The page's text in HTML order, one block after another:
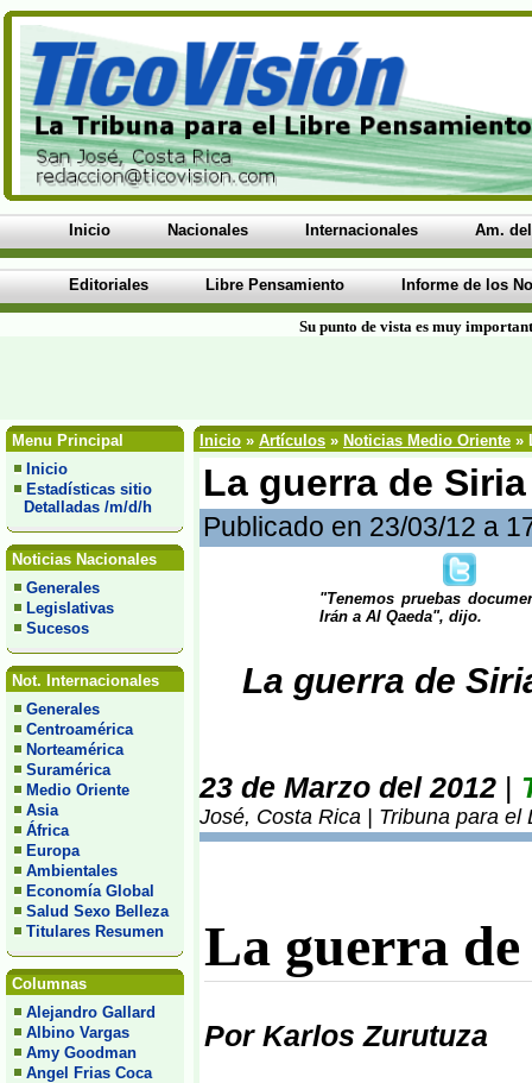
Inicio Nacionales Internacionales Am.
Editoriales Libre Pensamiento Informe de los
Su punto de vista es muy
Menu Principal
Inicio
Estadísticas sitio
Detalladas /m/d/h
Noticias Nacionales
Generales
Legislativas
Sucesos
Not. Internacionales
Generales
Centroamérica
Norteamérica
Suramérica
Medio Oriente
Asia
África
Europa
Ambientales
Economía Global
Salud Sexo Belleza
Titulares Resumen
Columnas
Alejandro Gallard
Albino Vargas
Amy Goodman
Angel Frias Coca
Inicio » Artículos » Noticias Medio Oriente »
La guerra de
Publicado en 23/03/12 a
"Tenemos pruebas
Irán a Al Qaeda", dijo.
La guerra de
23 de Marzo del 2012 |
José, Costa Rica | Tribuna para el
La guerra
Por Karlos Zurutuza